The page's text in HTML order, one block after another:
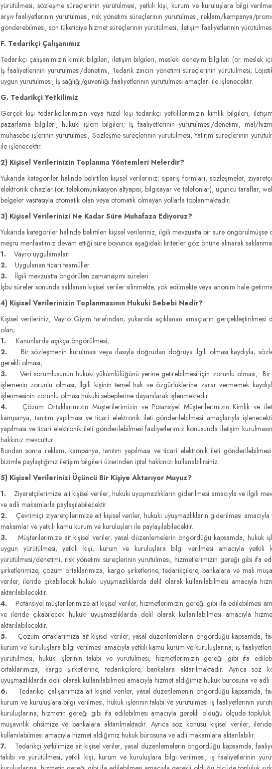
yürütülmesi, sözleşme süreçlerinin yürütülmesi, yetkili kişi, kurum ve kuruluşlara bilgi
arşiv faaliyetlerinin yürütülmesi, risk yönetimi süreçlerinin yürütülmesi, reklam/kampanya/
gönderebilmesi, son tüketiciye hizmet süreçlerinin yürütülmesi, iletişim faaliyetlerinin
F. Tedarikçi Çalışanımız
Tedarikçi çalışanımızın kimlik bilgileri, iletişim bilgileri, mesleki deneyim bilgileri (ör. meslek
İş faaliyetlerinin yürütülmesi/denetimi, Tedarik zinciri yönetimi süreçlerinin yürütülmesi,
uygun yürütülmesi, İş sağlığı/güvenliği faaliyetlerinin yürütülmesi amaçları ile işlenecektir.
G. Tedarikçi Yetkilimiz
Gerçek kişi tedarikçilerimizin veya tüzel kişi tedarikçi yetkililerimizin kimlik bilgileri,
pazarlama bilgileri, hukuki işlem bilgileri; İş faaliyetlerinin yürütülmesi/denetimi, mal/
muhasebe işlerinin yürütülmesi, Sözleşme süreçlerinin yürütülmesi, Yatırım süreçlerinin
ile işlenecektir.
2) Kişisel Verilerinizin Toplanma Yöntemleri Nelerdir?
Yukarıda kategoriler halinde belirtilen kişisel verileriniz; sipariş formları, sözleşmeler,
elektronik cihazlar (ör. telekomünikasyon altyapısı, bilgisayar ve telefonlar), üçüncü taraflar,
belgeler vasıtasıyla otomatik olan veya otomatik olmayan yollarla toplanmaktadır.
3) Kişisel Verilerinizi Ne Kadar Süre Muhafaza Ediyoruz?
Yukarıda kategoriler halinde belirtilen kişisel verileriniz, ilgili mevzuatta bir sure
meşru menfaatimiz devam ettiği süre boyunca aşağıdaki kriterler göz önüne alınarak
1. Vayro uygulamaları
2.
Uygulanan ticari teamüller
3.
İlgili mevzuatta öngörülen zamanaşımı süreleri
İşbu süreler sonunda saklanan kişisel veriler silinmekte, yok edilmekte veya anonim hale
4) Kişisel Verilerinizin Toplanmasının Hukuki Sebebi Nedir?
Kişisel verileriniz, Vayro Giyim tarafından; yukarıda açıklanan amaçların gerçekleştirilmesi
olan;
1. Kanunlarda açıkça öngörülmesi,
2. Bir sözleşmenin kurulması veya ifasıyla doğrudan doğruya ilgili olması kaydıyla;
gerekli olması,
3. Veri sorumlusunun hukuki yükümlülüğünü yerine getirebilmesi için zorunlu olması, Bir
işlemenin zorunlu olması, İlgili kişinin temel hak ve özgürlüklerine zarar vermemek
işlenmesinin zorunlu olması hukuki sebeplerine dayanılarak işlenmektedir.
4. Çözüm Ortaklarımızın Müşterilerimizin ve Potansiyel Müşterilerimizin Kimlik ve
kampanya, tanıtım yapılması ve ticari elektronik ileti gönderilebilmesi amaçlarıyla
yapılması ve ticari elektronik ileti gönderilebilmesi faaliyetlerimiz konusunda iletişim
hakkınız mevcuttur.
Bundan sonra reklam, kampanya, tanıtım yapılması ve ticari elektronik ileti
bizimle paylaştığınız iletişim bilgileri üzerinden iptal hakkınızı kullanabilirsiniz.
5) Kişisel Verilerinizi Üçüncü Bir Kişiye Aktarıyor Muyuz?
1. Ziyaretçilerimize ait kişisel veriler, hukuki uyuşmazlıkların giderilmesi amacıyla ve ilgili
ve adli makamlarla paylaşılabilecektir.
2. Çevrimiçi ziyaretçilerimize ait kişisel veriler, hukuki uyuşmazlıkların giderilmesi
makamlar ve yetkili kamu kurum ve kuruluşları ile paylaşılabilecektir.
3. Müşterilerimize ait kişisel veriler, yasal düzenlemelerin öngördüğü kapsamda, hukuk
uygun yürütülmesi, yetkili kişi, kurum ve kuruluşlara bilgi verilmesi amacıyla yetkili
yürütülmesi/denetimi, risk yönetimi süreçlerinin yürütülmesi, hizmetlerimizin gereği gibi ifa
şirketlerimize, çözüm ortaklarımıza, kargo şirketlerine, tedarikçilere, bankalara ve mali
veriler, ileride çıkabilecek hukuki uyuşmazlıklarda delil olarak kullanılabilmesi amacıyla
aktarılabilecektir.
4. Potansiyel müşterilerimize ait kişisel veriler, hizmetlerimizin gereği gibi ifa edilebilmesi
ve ileride çıkabilecek hukuki uyuşmazlıklarda delil olarak kullanılabilmesi amacıyla
aktarılabilecektir.
5. Çözüm ortaklarımıza ait kişisel veriler, yasal düzenlemelerin öngördüğü kapsamda,
kurum ve kuruluşlara bilgi verilmesi amacıyla yetkili kamu kurum ve kuruluşlarına; iş
yürütülmesi, hukuk işlerinin takibi ve yürütülmesi, hizmetlerimizin gereği gibi ifa
ortaklarımıza, kargo şirketlerine, tedarikçilere, bankalara aktarılmaktadır. Ayrıca
uyuşmazlıklarda delil olarak kullanılabilmesi amacıyla hizmet aldığımız hukuk bürosuna ve
6.
Tedarikçi çalışanımıza ait kişisel veriler, yasal düzenlemenin öngördüğü kapsamda,
kurum ve kuruluşlara bilgi verilmesi, hukuk işlerinin takibi ve yürütülmesi iş faaliyetlerinin
kuruluşlarına; hizmetin gereği gibi ifa edilebilmesi amacıyla gerekli olduğu ölçüde
müşavirlik ofisimize ve bankalara aktarılmaktadır. Ayrıca söz konusu kişisel veriler,
kullanılabilmesi amacıyla hizmet aldığımız hukuk bürosuna ve adli makamlara aktarılabilir.
7. Tedarikçi yetkilimize ait kişisel veriler, yasal düzenlemelerin öngördüğü kapsamda,
takibi ve yürütülmesi, yetkili kişi, kurum ve kuruluşlara bilgi verilmesi, iş faaliyetlerinin